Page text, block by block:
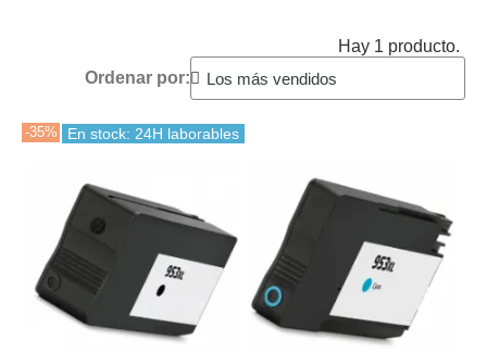
Hay 1 producto.
Ordenar por:
-35% En stock: 24H laborables